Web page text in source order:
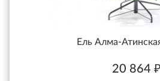
Ель Алма-
20 864 ₽